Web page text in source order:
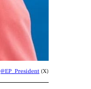
@EP_President (X)